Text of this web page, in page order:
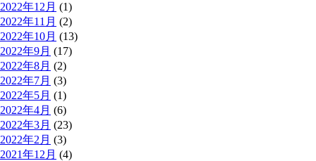
2022年12月 (1)
2022年11月 (2)
2022年10月 (13)
2022年9月 (17)
2022年8月 (2)
2022年7月 (3)
2022年5月 (1)
2022年4月 (6)
2022年3月 (23)
2022年2月 (3)
2021年12月 (4)